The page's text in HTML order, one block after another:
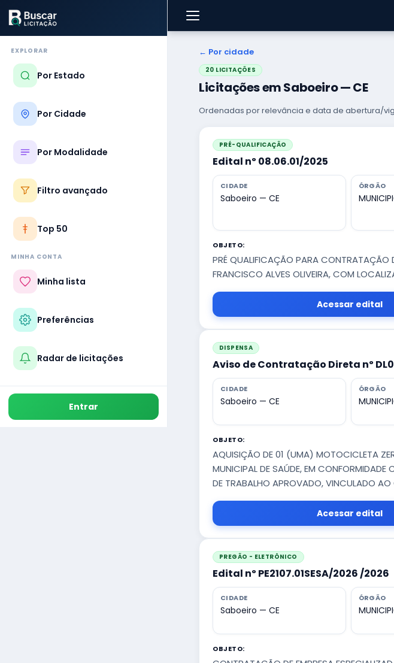
EXPLORAR
Por Estado
Por Cidade
Por Modalidade
Filtro avançado
Top 50
MINHA CONTA
Minha lista
Preferências
Radar de licitações
Entrar
← Por cidade
20 LICITAÇÕES
Licitações em Saboeiro — CE
Ordenadas por relevância e data de abertura/
PRÉ-QUALIFICAÇÃO
Edital nº 08.06.01/2025
CIDADE
Saboeiro — CE
ÓRGÃO
OBJETO:
PRÉ QUALIFICAÇÃO PARA CONTRATAÇÃO
FRANCISCO ALVES OLIVEIRA, COM
Acessar edital
DISPENSA
Aviso de Contratação Direta nº
CIDADE
Saboeiro — CE
ÓRGÃO
OBJETO:
AQUISIÇÃO DE 01 (UMA) MOTOCICLETA
MUNICIPAL DE SAÚDE, EM
DE TRABALHO APROVADO, VINCULADO
Acessar edital
PREGÃO - ELETRÔNICO
Edital nº PE2107.01SESA/2026 /2026
CIDADE
Saboeiro — CE
ÓRGÃO
OBJETO: